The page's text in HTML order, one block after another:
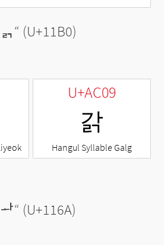
ᆰ“ (U+11B0)
U+AC09
갉
Hangul Syllable Galg
ᅪ“ (U+116A)